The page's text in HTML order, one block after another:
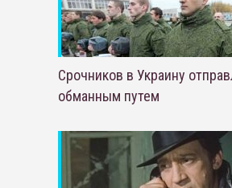
Срочников в Украину
обманным путем